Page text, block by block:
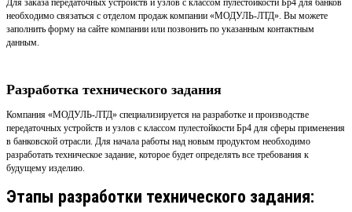
необходимо связаться с отделом продаж компании «МОДУЛЬ-ЛТД». Вы можете
заполнить форму на сайте компании или позвонить по указанным контактным
данным.
Разработка технического задания
Компания «МОДУЛЬ-ЛТД» специализируется на разработке и производстве
передаточных устройств и узлов с классом пулестойкости Бр4 для сферы применения
в банковской отрасли. Для начала работы над новым продуктом необходимо
разработать техническое задание, которое будет определять все требования к
будущему изделию.
Этапы разработки технического задания: